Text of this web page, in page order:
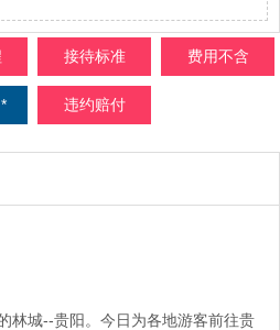
接待标准 费用不含
违约赔付
林城--贵阳。今日为各地游客前往贵